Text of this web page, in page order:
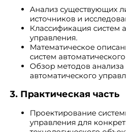
Анализ существующих
источников и
Классификация систем
управления.
Математическое
систем
Обзор методов анализа
автоматического
3. Практическая часть
Проектирование
управления для